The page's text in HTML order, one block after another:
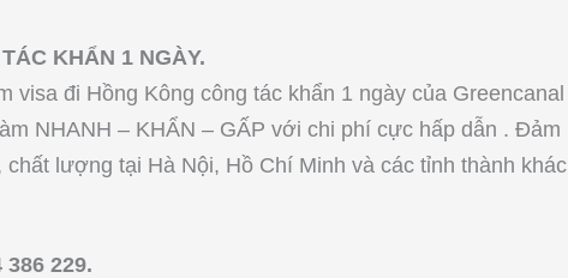
KHẨN 1 NGÀY.
visa đi Hồng Kông công tác khẩn 1 ngày của Greencanal
NHANH – KHẨN – GẤP với chi phí cực hấp dẫn . Đảm
lượng tại Hà Nội, Hồ Chí Minh và các tỉnh thành khác
386 229.